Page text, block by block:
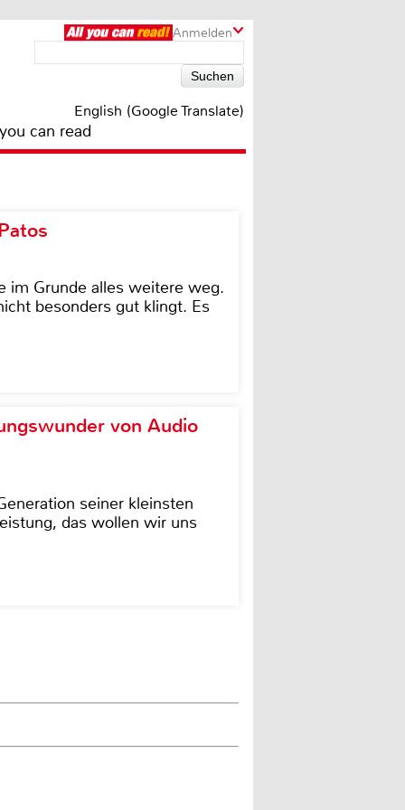
Anmelden
English (Google Translate)
can read
im Grunde alles weitere weg.
besonders gut klingt. Es
von Audio
seiner kleinsten
das wollen wir uns